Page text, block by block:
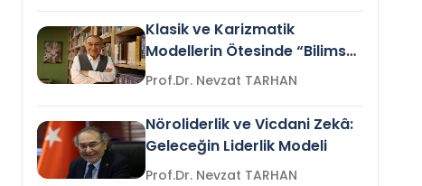
Klasik ve Karizmatik
Modellerin Ötesinde “Bilimsel
Liderlik”
Prof.Dr. Nevzat TARHAN
Nöroliderlik ve Vicdani Zekâ:
Geleceğin Liderlik Modeli
Prof.Dr. Nevzat TARHAN